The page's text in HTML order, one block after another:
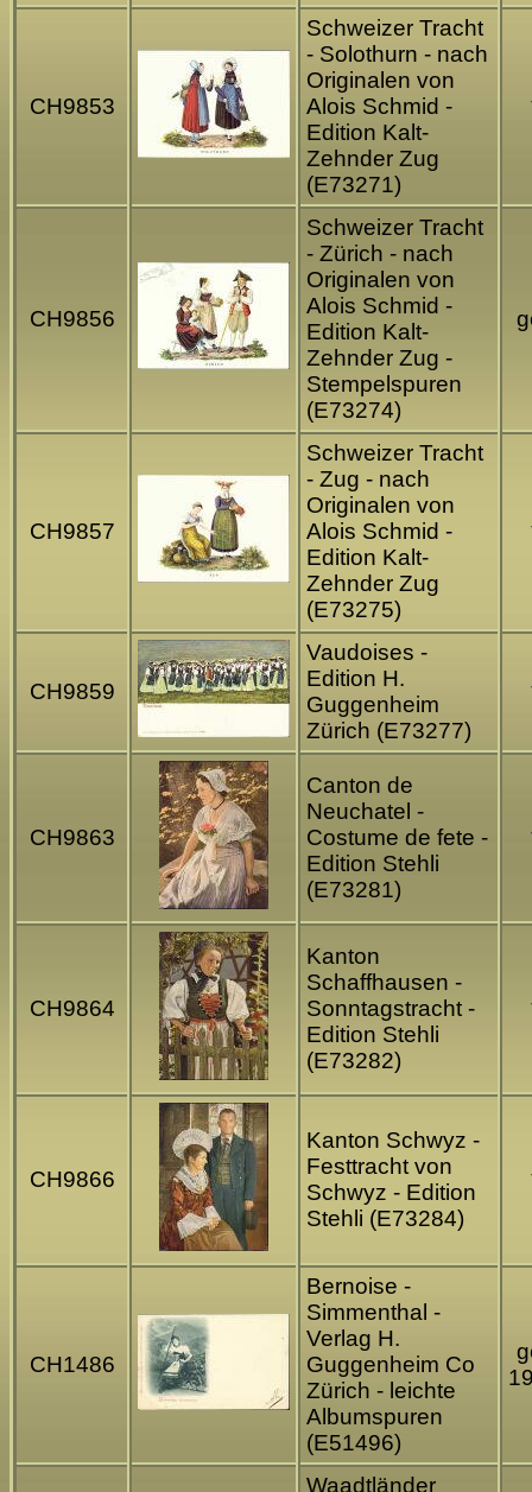
CH9853
Schweizer Tracht
- Solothurn - nach
Originalen von
Alois Schmid -
Edition Kalt-
Zehnder Zug
(E73271)
CH9856
Schweizer Tracht
- Zürich - nach
Originalen von
Alois Schmid -
Edition Kalt-
Zehnder Zug -
Stempelspuren
(E73274)
CH9857
Schweizer Tracht
- Zug - nach
Originalen von
Alois Schmid -
Edition Kalt-
Zehnder Zug
(E73275)
CH9859
Vaudoises -
Edition H.
Guggenheim
Zürich (E73277)
CH9863
Canton de
Neuchatel -
Costume de fete -
Edition Stehli
(E73281)
CH9864
Kanton
Schaffhausen -
Sonntagstracht -
Edition Stehli
(E73282)
CH9866
Kanton Schwyz -
Festtracht von
Schwyz - Edition
Stehli (E73284)
CH1486
Bernoise -
Simmenthal -
Verlag H.
Guggenheim Co
Zürich - leichte
Albumspuren
(E51496)
Waadtländer